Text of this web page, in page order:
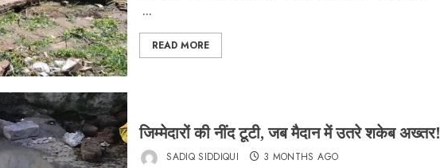
...
READ MORE
जिम्मेदारों की नींद टूटी, जब मैदान में उतरे शकेब अख्तर!
SADIQ SIDDIQUI 3 MONTHS AGO